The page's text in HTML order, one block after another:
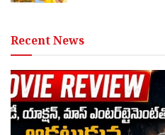
Recent News